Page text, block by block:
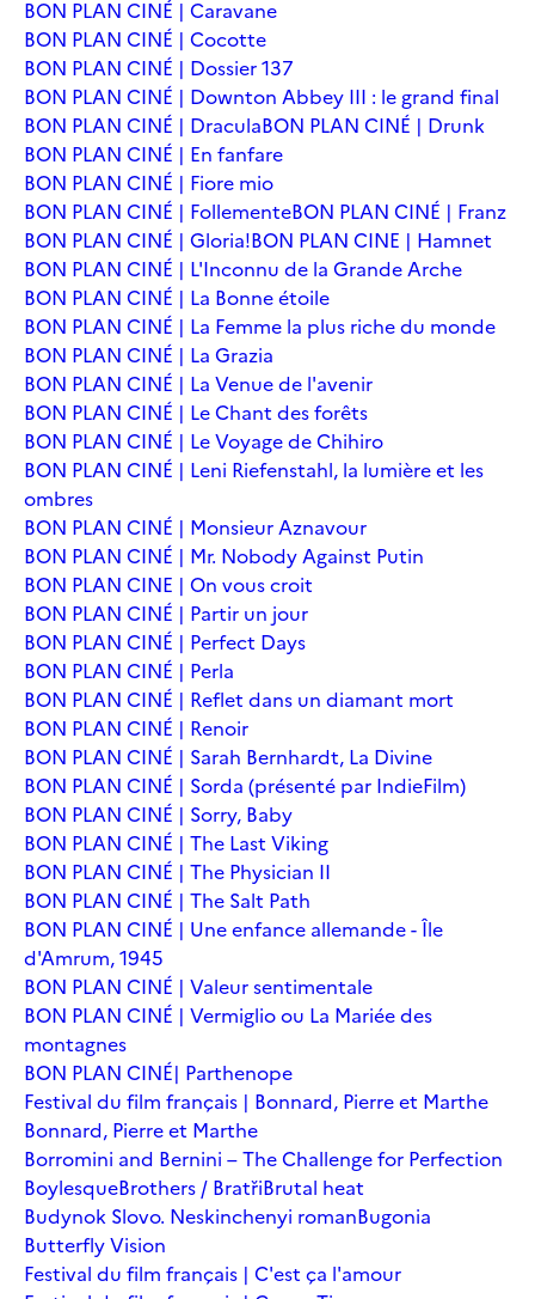
BON PLAN CINÉ | Caravane
BON PLAN CINÉ | Cocotte
BON PLAN CINÉ | Dossier 137
BON PLAN CINÉ | Downton Abbey III : le grand final
BON PLAN CINÉ | DraculaBON PLAN CINÉ | Drunk
BON PLAN CINÉ | En fanfare
BON PLAN CINÉ | Fiore mio
BON PLAN CINÉ | FollementeBON PLAN CINÉ | Franz
BON PLAN CINÉ | Gloria!BON PLAN CINE | Hamnet
BON PLAN CINÉ | L'Inconnu de la Grande Arche
BON PLAN CINÉ | La Bonne étoile
BON PLAN CINÉ | La Femme la plus riche du monde
BON PLAN CINÉ | La Grazia
BON PLAN CINÉ | La Venue de l'avenir
BON PLAN CINÉ | Le Chant des forêts
BON PLAN CINÉ | Le Voyage de Chihiro
BON PLAN CINÉ | Leni Riefenstahl, la lumière et les
ombres
BON PLAN CINÉ | Monsieur Aznavour
BON PLAN CINÉ | Mr. Nobody Against Putin
BON PLAN CINE | On vous croit
BON PLAN CINÉ | Partir un jour
BON PLAN CINÉ | Perfect Days
BON PLAN CINÉ | Perla
BON PLAN CINÉ | Reflet dans un diamant mort
BON PLAN CINÉ | Renoir
BON PLAN CINÉ | Sarah Bernhardt, La Divine
BON PLAN CINÉ | Sorda (présenté par IndieFilm)
BON PLAN CINÉ | Sorry, Baby
BON PLAN CINÉ | The Last Viking
BON PLAN CINÉ | The Physician II
BON PLAN CINÉ | The Salt Path
BON PLAN CINÉ | Une enfance allemande - Île
d'Amrum, 1945
BON PLAN CINÉ | Valeur sentimentale
BON PLAN CINÉ | Vermiglio ou La Mariée des
montagnes
BON PLAN CINÉ| Parthenope
Festival du film français | Bonnard, Pierre et Marthe
Bonnard, Pierre et Marthe
Borromini and Bernini – The Challenge for Perfection
BoylesqueBrothers / BratřiBrutal heat
Budynok Slovo. Neskinchenyi romanBugonia
Butterfly Vision
Festival du film français | C'est ça l'amour